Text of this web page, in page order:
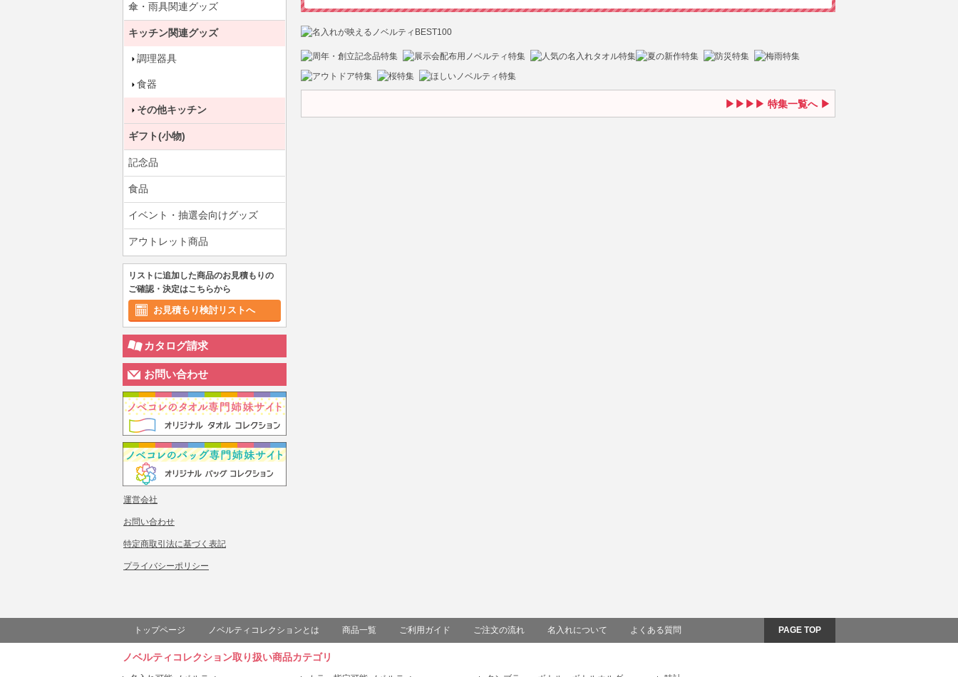
傘・雨具関連グッズ
キッチン関連グッズ
調理器具
食器
その他キッチン
ギフト(小物)
記念品
食品
イベント・抽選会向けグッズ
アウトレット商品
リストに追加した商品のお見積もりの
ご確認・決定はこちらから
お見積もり検討リストへ
カタログ請求
お問い合わせ
運営会社
お問い合わせ
特定商取引法に基づく表記
プライバシーポリシー
特集一覧へ
トップページ ノベルティコレクションとは 商品一覧 ご利用ガイド ご注文の流れ 名入れについて よくある質問 PAGE TOP
ノベルティコレクション取り扱い商品カテゴリ